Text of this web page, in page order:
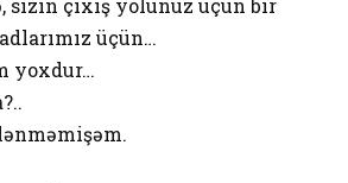
üçün…
yохdur…